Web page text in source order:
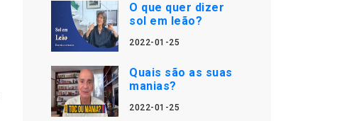
O que quer dizer
sol em leão?
2022-01-25
Quais são as suas
manias?
2022-01-25